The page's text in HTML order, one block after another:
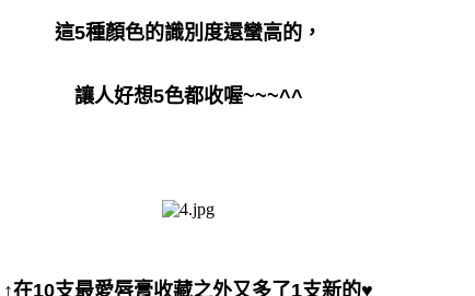
這5種顏色的識別度還蠻高的，
讓人好想5色都收喔~~~^^
↑在10支最愛唇膏收藏之外又多了1支新的♥